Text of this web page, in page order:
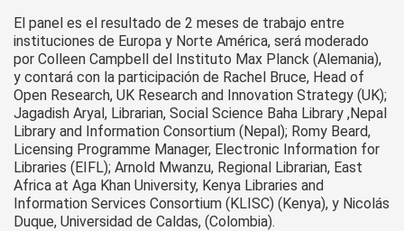
El panel es el resultado de 2 meses de trabajo entre
instituciones de Europa y Norte América, será moderado
por Colleen Campbell del Instituto Max Planck (Alemania),
y contará con la participación de Rachel Bruce, Head of
Open Research, UK Research and Innovation Strategy (UK);
Jagadish Aryal, Librarian, Social Science Baha Library ,Nepal
Library and Information Consortium (Nepal); Romy Beard,
Licensing Programme Manager, Electronic Information for
Libraries (EIFL); Arnold Mwanzu, Regional Librarian, East
Africa at Aga Khan University, Kenya Libraries and
Information Services Consortium (KLISC) (Kenya), y Nicolás
Duque, Universidad de Caldas, (Colombia).